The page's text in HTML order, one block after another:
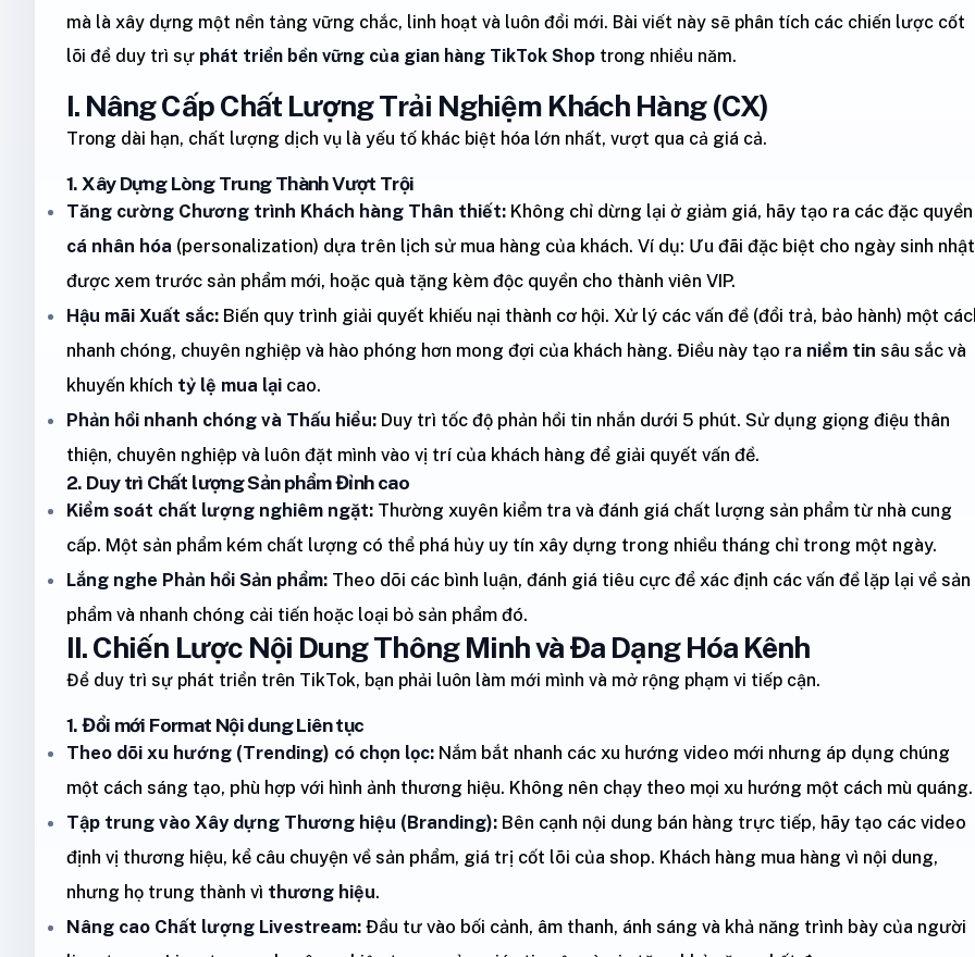
mà là xây dựng một nền tảng vững chắc, linh hoạt và luôn đổi mới. Bài viết này sẽ phân tích các chiến lược cốt
lõi để duy trì sự phát triển bền vững của gian hàng TikTok Shop trong nhiều năm.
I. Nâng Cấp Chất Lượng Trải Nghiệm Khách Hàng (CX)
Trong dài hạn, chất lượng dịch vụ là yếu tố khác biệt hóa lớn nhất, vượt qua cả giá cả.
1. Xây Dựng Lòng Trung Thành Vượt Trội
Tăng cường Chương trình Khách hàng Thân thiết: Không chỉ dừng lại ở giảm giá, hãy tạo ra các đặc quyền
cá nhân hóa (personalization) dựa trên lịch sử mua hàng của khách. Ví dụ: Ưu đãi đặc biệt cho ngày sinh
được xem trước sản phẩm mới, hoặc quà tặng kèm độc quyền cho thành viên VIP.
Hậu mãi Xuất sắc: Biến quy trình giải quyết khiếu nại thành cơ hội. Xử lý các vấn đề (đổi trả, bảo hành) một
nhanh chóng, chuyên nghiệp và hào phóng hơn mong đợi của khách hàng. Điều này tạo ra niềm tin sâu sắc và
khuyến khích tỷ lệ mua lại cao.
Phản hồi nhanh chóng và Thấu hiểu: Duy trì tốc độ phản hồi tin nhắn dưới 5 phút. Sử dụng giọng điệu thân
thiện, chuyên nghiệp và luôn đặt mình vào vị trí của khách hàng để giải quyết vấn đề.
2. Duy trì Chất lượng Sản phẩm Đỉnh cao
Kiểm soát chất lượng nghiêm ngặt: Thường xuyên kiểm tra và đánh giá chất lượng sản phẩm từ nhà cung
cấp. Một sản phẩm kém chất lượng có thể phá hủy uy tín xây dựng trong nhiều tháng chỉ trong một ngày.
Lắng nghe Phản hồi Sản phẩm: Theo dõi các bình luận, đánh giá tiêu cực để xác định các vấn đề lặp lại về sản
phẩm và nhanh chóng cải tiến hoặc loại bỏ sản phẩm đó.
II. Chiến Lược Nội Dung Thông Minh và Đa Dạng Hóa Kênh
Để duy trì sự phát triển trên TikTok, bạn phải luôn làm mới mình và mở rộng phạm vi tiếp cận.
1. Đổi mới Format Nội dung Liên tục
Theo dõi xu hướng (Trending) có chọn lọc: Nắm bắt nhanh các xu hướng video mới nhưng áp dụng chúng
một cách sáng tạo, phù hợp với hình ảnh thương hiệu. Không nên chạy theo mọi xu hướng một cách mù quáng.
Tập trung vào Xây dựng Thương hiệu (Branding): Bên cạnh nội dung bán hàng trực tiếp, hãy tạo các video
định vị thương hiệu, kể câu chuyện về sản phẩm, giá trị cốt lõi của shop. Khách hàng mua hàng vì nội dung,
nhưng họ trung thành vì thương hiệu.
Nâng cao Chất lượng Livestream: Đầu tư vào bối cảnh, âm thanh, ánh sáng và khả năng trình bày của người